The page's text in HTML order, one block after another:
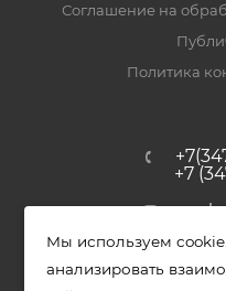
Соглашение на
Политика
+7
Уфимский
Мы используем
анализировать